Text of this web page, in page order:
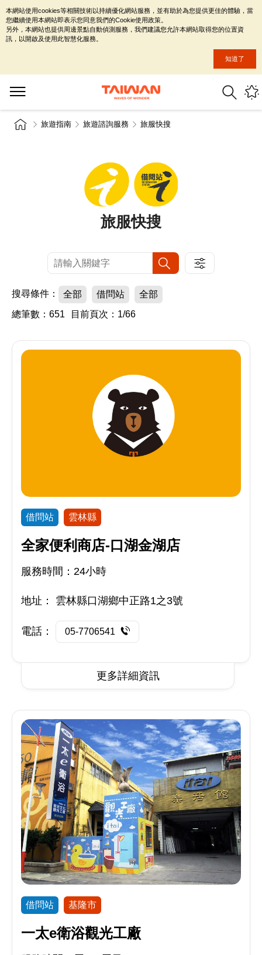
旅遊指南 旅遊諮詢服務 旅服快搜
旅服快搜
搜尋條件： 全部 借問站
全部
總筆數：651
目前頁次：1/66
借問站 雲林縣
全家便利商店-口湖金湖店
服務時間：24小時
地址： 雲林縣口湖鄉中正路1之3號
電話： 05-7706541
更多詳細資訊
借問站 基隆市
一太e衛浴觀光工廠
本網站使用cookies等相關技術以持續優化網站服務，並有助於為您提供更佳的體驗，當
您繼續使用本網站即表示您同意我們的Cookie使用政策。
另外，本網站也提供周邊景點自動偵測服務，我們建議您允許本網站取得您的位置資
訊，以開啟及使用此智慧化服務。
知道了